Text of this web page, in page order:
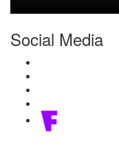
Social Media